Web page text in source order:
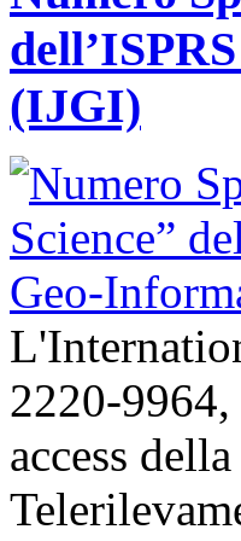
(IJGI)
2220-
access